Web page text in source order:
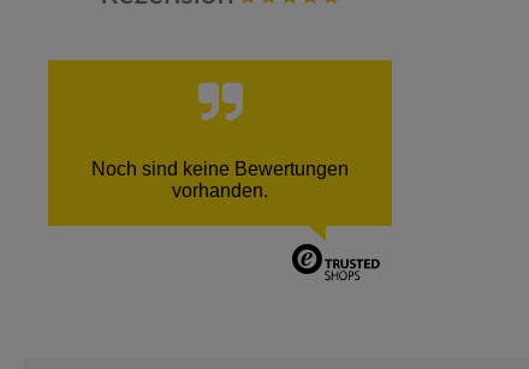
Noch sind keine Bewertungen
vorhanden.